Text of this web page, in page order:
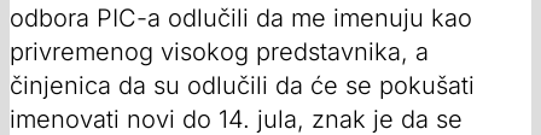
odbora PIC-a odlučili da me imenuju kao
privremenog visokog predstavnika, a
činjenica da su odlučili da će se pokušati
imenovati novi do 14. jula, znak je da se